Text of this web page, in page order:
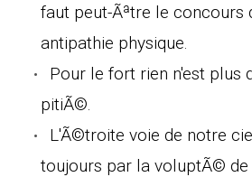
faut peut-Ãªtre le concours
antipathie physique.
Pour le fort rien n'est plus
pitiÃ©.
L'Ã©troite voie de notre
toujours par la voluptÃ©